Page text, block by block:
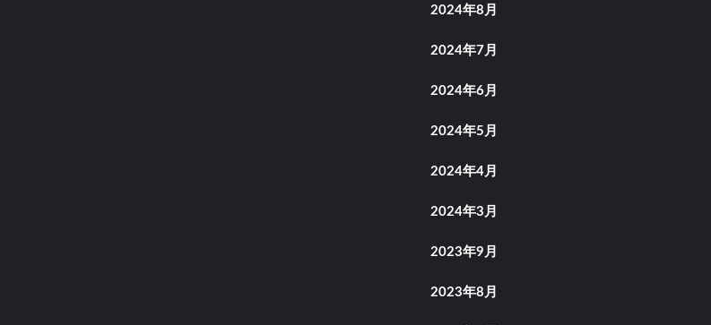
2024年8月
2024年7月
2024年6月
2024年5月
2024年4月
2024年3月
2023年9月
2023年8月